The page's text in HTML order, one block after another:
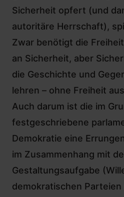
Sicherheit opfert (und
autoritäre Herrschaft),
Zwar benötigt die
an Sicherheit, aber
die Geschichte und
lehren – ohne Freiheit
Auch darum ist die im
festgeschriebene
Demokratie eine
im Zusammenhang mit
Gestaltungsaufgabe
demokratischen